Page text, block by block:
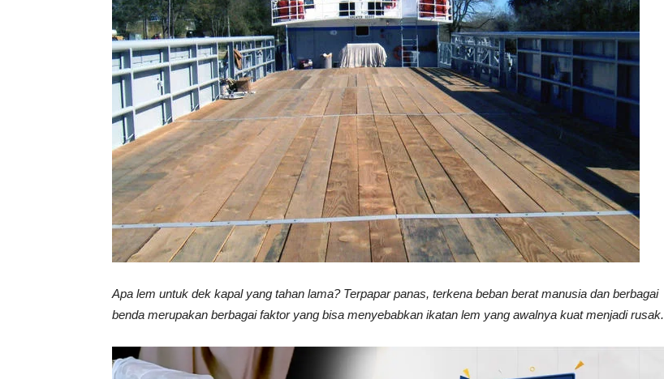
Vinyl
Cepat
Kering,
Kuat
&
Apa lem untuk dek kapal yang tahan lama? Terpapar panas, terkena beban berat manusia dan berbagai
benda merupakan berbagai faktor yang bisa menyebabkan ikatan lem yang awalnya kuat menjadi rusak.